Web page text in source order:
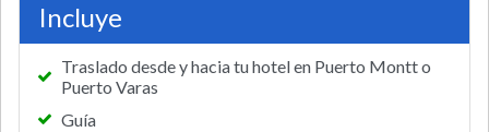
Incluye
Traslado desde y hacia tu hotel en Puerto Montt o
Puerto Varas
Guía